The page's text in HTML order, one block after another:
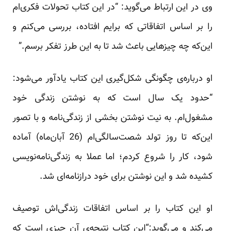
وی در این ارتباط می‌گوید: “در این کتاب تحولات فکری‌ام
را بر اساس اتفاقاتی که برایم افتاده، بررسی می‌کنم و
این‌که چه چیز‌هایی باعث شد تا به این طرز تفکر برسم.”
او درباره‌ی چگونگی شکل‌گیری این کتاب یادآور می‌شود:
“حدود یک سال است که به نوشتن زندگی خود
مشغول‌ام. به نیت نوشتن بخشی از زندگی‌نامه و با تصور
این‌که تا روز تولد شصت‌سالگی‌ام (26 آبان‌ماه) آماده
شود، کار را شروع کردم؛ اما عملا به زندگی‌نامه‌نویسی
کشیده شد و این نوشتن برای خود دراز‌نامه‌ای شد.
او این کتاب را بر اساس اتفاقات زندگی‌اش توصیف